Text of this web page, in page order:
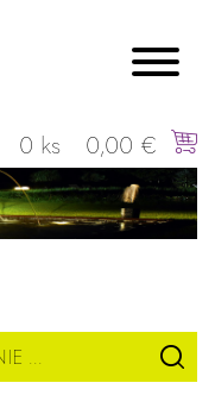
0 ks 0,00 €